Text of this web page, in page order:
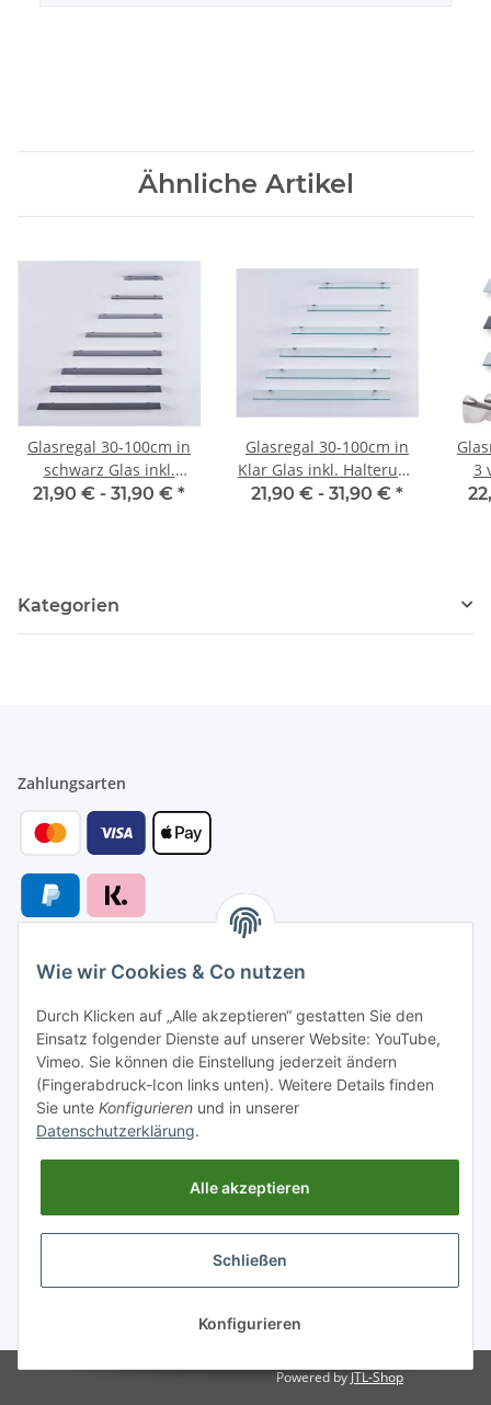
Ähnliche Artikel
Glasregal 30-100cm in
schwarz Glas inkl.
Halterung 13cm
21,90 € - 31,90 € *
Glasregal 30-100cm in
Klar Glas inkl. Halterung
13cm
21,90 € - 31,90 € *
3
Kategorien
Zahlungsarten
Versandarten
Versand nach
Gesetzliche Informationen
* Alle Preise inkl. gesetzlicher USt., zzgl.Versand
Powered by JTL-Shop
Wie wir Cookies & Co nutzen
Durch Klicken auf „Alle akzeptieren“ gestatten Sie den
Einsatz folgender Dienste auf unserer Website: YouTube,
Vimeo. Sie können die Einstellung jederzeit ändern
(Fingerabdruck-Icon links unten). Weitere Details finden
Sie unte Konfigurieren und in unserer
Datenschutzerklärung.
Alle akzeptieren
Schließen
Konfigurieren